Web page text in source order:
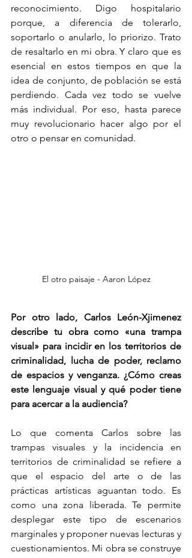
reconocimiento. Digo hospitalario
porque, a diferencia de tolerarlo,
soportarlo o anularlo, lo priorizo. Trato
de resaltarlo en mi obra. Y claro que es
esencial en estos tiempos en que la
idea de conjunto, de población se está
perdiendo. Cada vez todo se vuelve
más individual. Por eso, hasta parece
muy revolucionario hacer algo por el
otro o pensar en comunidad.
El otro paisaje - Aaron López
Por otro lado, Carlos León-Xjimenez
describe tu obra como «una trampa
visual» para incidir en los territorios de
criminalidad, lucha de poder, reclamo
de espacios y venganza. ¿Cómo creas
este lenguaje visual y qué poder tiene
para acercar a la audiencia?
Lo que comenta Carlos sobre las
trampas visuales y la incidencia en
territorios de criminalidad se refiere a
que el espacio del arte o de las
prácticas artísticas aguantan todo. Es
como una zona liberada. Te permite
desplegar este tipo de escenarios
marginales y proponer nuevas lecturas y
cuestionamientos. Mi obra se construye